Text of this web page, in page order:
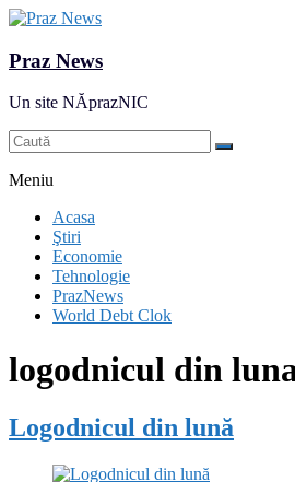
Praz News
Un site NĂprazNIC
Meniu
Acasa
Ştiri
Economie
Tehnologie
PrazNews
World Debt Clok
logodnicul din
Logodnicul din lună